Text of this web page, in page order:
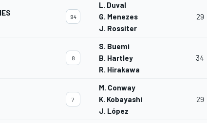
94
L. Duval
G. Menezes
J. Rossiter
29
8
S. Buemi
B. Hartley
R. Hirakawa
34
7
M. Conway
K. Kobayashi
J. López
29